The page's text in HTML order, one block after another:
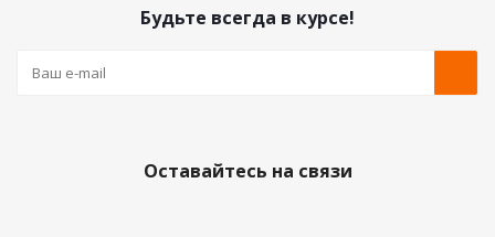
Будьте всегда в курсе!
Оставайтесь на связи